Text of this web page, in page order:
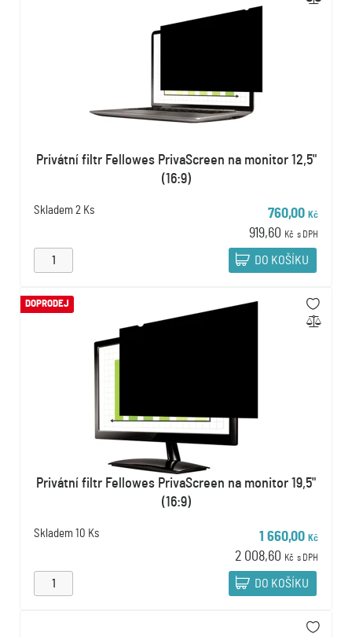
Privátní filtr Fellowes PrivaScreen na monitor 12,5"
(16:9)
Skladem 2 Ks 760,00 Kč
919,60 Kč s DPH
DO KOŠÍKU
DOPRODEJ
Privátní filtr Fellowes PrivaScreen na monitor 19,5"
(16:9)
Skladem 10 Ks 1 660,00 Kč
2 008,60 Kč s DPH
DO KOŠÍKU